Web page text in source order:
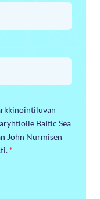
Baltic Sea
John Nurmisen
*